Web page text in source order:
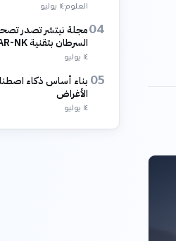
العلوم·١٤ يوليو
04مجلة نيتشر تصدر
السرطان بتقنية CAR-NK
١٤ يوليو
05 بناء أساس ذكاء
الأغراض
١٤ يوليو